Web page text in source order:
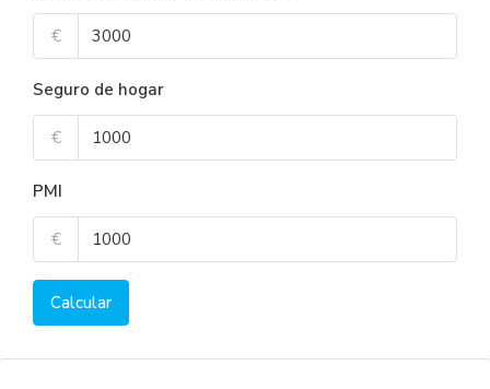
€
Seguro de hogar
€
PMI
€
Calcular